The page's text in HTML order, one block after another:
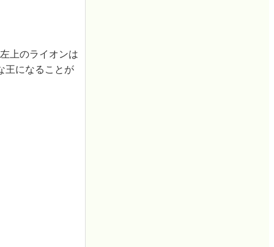
上のライオンは
王になることが